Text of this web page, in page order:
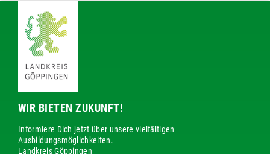
WIR BIETEN ZUKUNFT!
Informiere Dich jetzt über unsere vielfältigen
Ausbildungsmöglichkeiten.
Landkreis Göppingen